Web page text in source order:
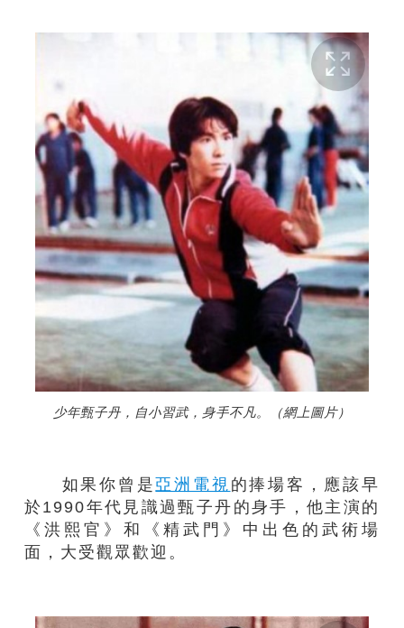
少年甄子丹，自小習武，身手不凡。（網上圖片）
如果你曾是亞洲電視 的捧場客，應該早
於1990年代見識過甄子丹的身手，他主演的
《洪熙官》和《精武門》中出色的武術場
面，大受觀眾歡迎。